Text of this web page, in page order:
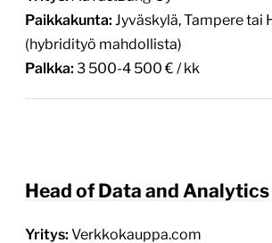
Paikkakunta: Jyväskylä, Tampere tai
(hybridityö mahdollista)
Palkka: 3 500-4 500 € / kk
Head of Data and Analytics
Yritys: Verkkokauppa.com